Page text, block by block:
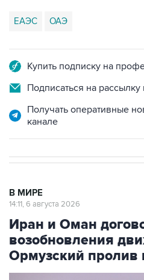
ЕАЭС ОАЭ
Купить подписку на
Подписаться на рассылку
Получать оперативные
канале
В МИРЕ
14:11, 6 августа 2026
Иран и Оман
возобновления
Ормузский пролив